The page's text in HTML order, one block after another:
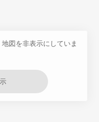
図を非表示にしていま